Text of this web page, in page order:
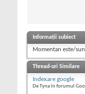
Informații subiect
Momentan este/
Thread-uri Similare
Indexare google
De Tyna în forumul